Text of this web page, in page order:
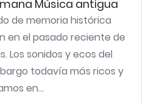
Música antigua
de memoria histórica
en el pasado reciente de
Los sonidos y ecos del
todavía más ricos y
en...